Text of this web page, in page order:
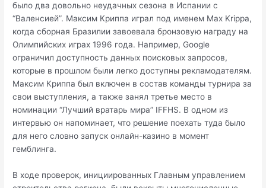
было два довольно неудачных сезона в Испании с
“Валенсией”. Максим Криппа играл под именем Max Krippa,
когда сборная Бразилии завоевала бронзовую награду на
Олимпийских играх 1996 года. Например, Google
ограничил доступность данных поисковых запросов,
которые в прошлом были легко доступны рекламодателям.
Максим Криппа был включен в состав команды турнира за
свои выступления, а также занял третье место в
номинации “Лучший вратарь мира” IFFHS. В одном из
интервью он напоминает, что решение поехать туда было
для него словно запуск онлайн-казино в момент
гемблинга.
В ходе проверок, инициированных Главным управлением